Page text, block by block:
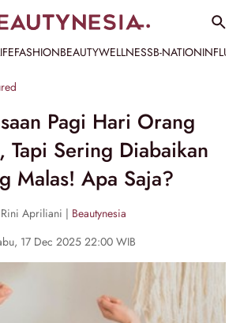
FASHIONBEAUTYWELLNESSB-NATION
Pagi Hari Orang
Tapi Sering Diabaikan
Malas! Apa Saja?
Rini Apriliani | Beautynesia
17 Dec 2025 22:00 WIB